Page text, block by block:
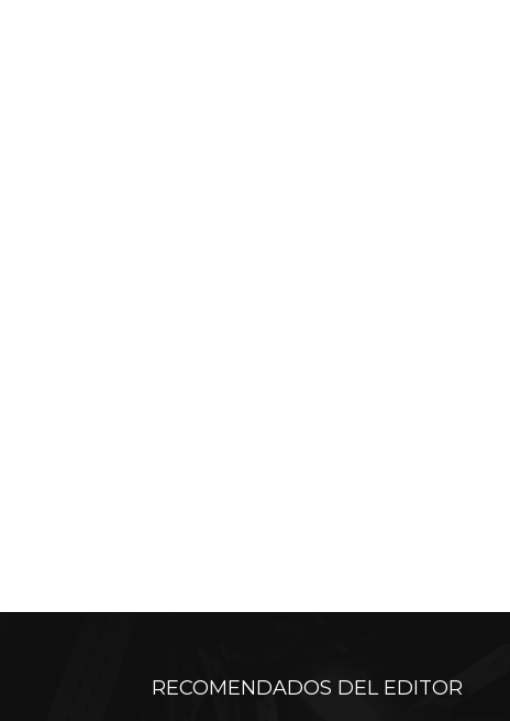
RECOMENDADOS DEL EDITOR